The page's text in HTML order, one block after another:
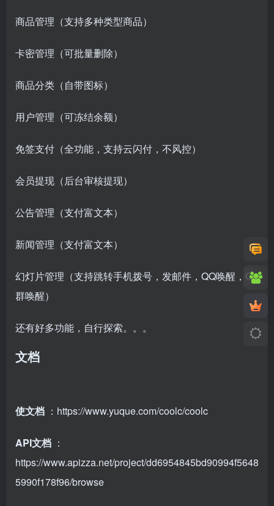
商品管理（支持多种类型商品）
卡密管理（可批量删除）
商品分类（自带图标）
用户管理（可冻结余额）
免签支付（全功能，支持云闪付，不风控）
会员提现（后台审核提现）
公告管理（支付富文本）
新闻管理（支付富文本）
幻灯片管理（支持跳转手机拨号，发邮件，QQ唤醒，Q
群唤醒）
还有好多功能，自行探索。。。
文档
使文档 ：https://www.yuque.com/coolc/coolc
API文档 ：
https://www.apizza.net/project/dd6954845bd90994f5648
5990f178f96/browse